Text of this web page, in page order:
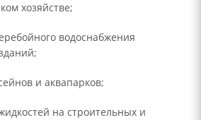
хозяйстве;
водоснабжения
и аквапарков;
на строительных и